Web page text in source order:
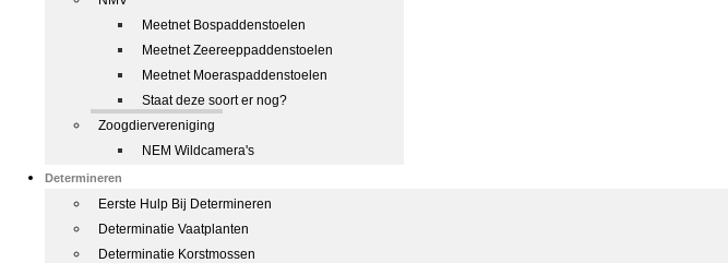
Meetnet Bospaddenstoelen
Meetnet Zeereeppaddenstoelen
Meetnet Moeraspaddenstoelen
Staat deze soort er nog?
Zoogdiervereniging
NEM Wildcamera's
Determineren
Eerste Hulp Bij Determineren
Determinatie Vaatplanten
Determinatie Korstmossen